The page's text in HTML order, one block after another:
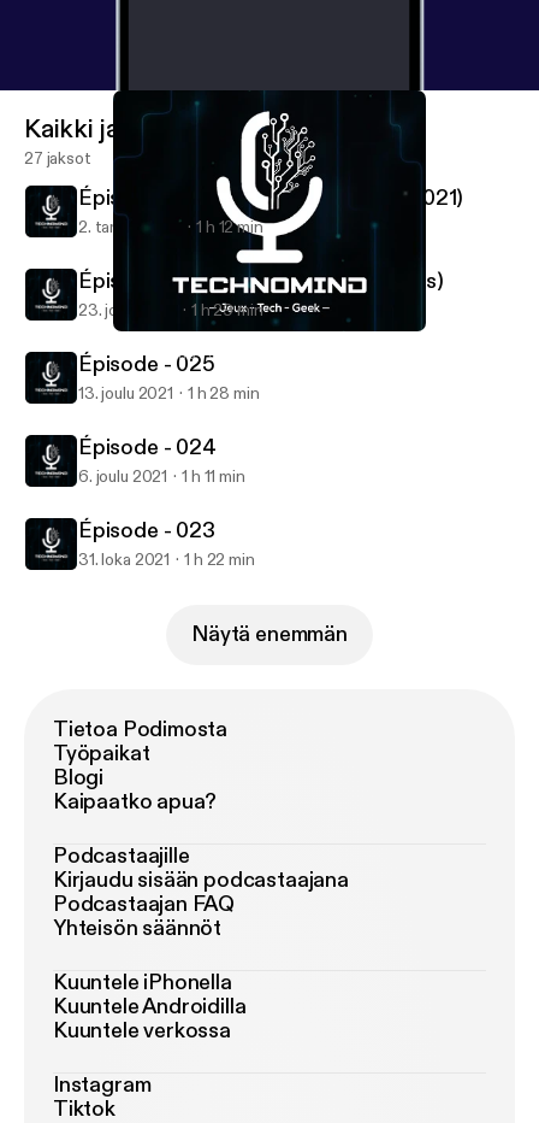
TechnoMind Podcast
Kaikki jaksot
27 jaksot
Épisode - 027 (Palmarès des Jeux 2021)
2. tammi 2022 1 h 12 min
Épisode - 026 (Spécial Game Awards)
23. joulu 2021 1 h 29 min
Épisode - 025
13. joulu 2021 1 h 28 min
Épisode - 024
6. joulu 2021 1 h 11 min
Épisode - 023
31. loka 2021 1 h 22 min
Näytä enemmän
Tietoa Podimosta
Työpaikat
Blogi
Kaipaatko apua?
Podcastaajille
Kirjaudu sisään podcastaajana
Podcastaajan FAQ
Yhteisön säännöt
Kuuntele iPhonella
Kuuntele Androidilla
Kuuntele verkossa
Instagram
Tiktok